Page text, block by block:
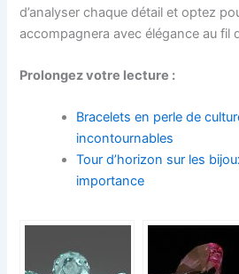
d’analyser chaque détail et optez
accompagnera avec élégance au fil
Prolongez votre lecture :
Bracelets en perle de
incontournables
Tour d’horizon sur les
importance